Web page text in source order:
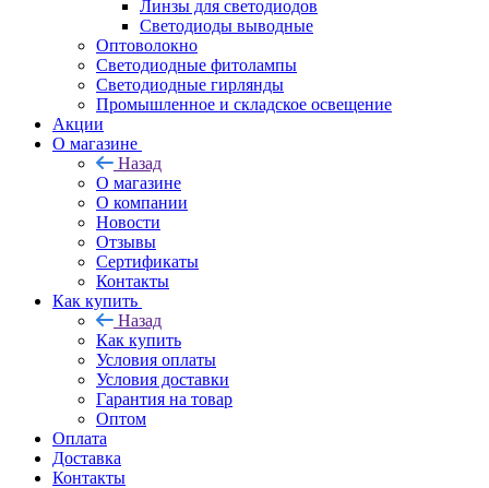
Линзы для светодиодов
Светодиоды выводные
Оптоволокно
Светодиодные фитолампы
Светодиодные гирлянды
Промышленное и складское освещение
Акции
О магазине
Назад
О магазине
О компании
Новости
Отзывы
Сертификаты
Контакты
Как купить
Назад
Как купить
Условия оплаты
Условия доставки
Гарантия на товар
Оптом
Оплата
Доставка
Контакты